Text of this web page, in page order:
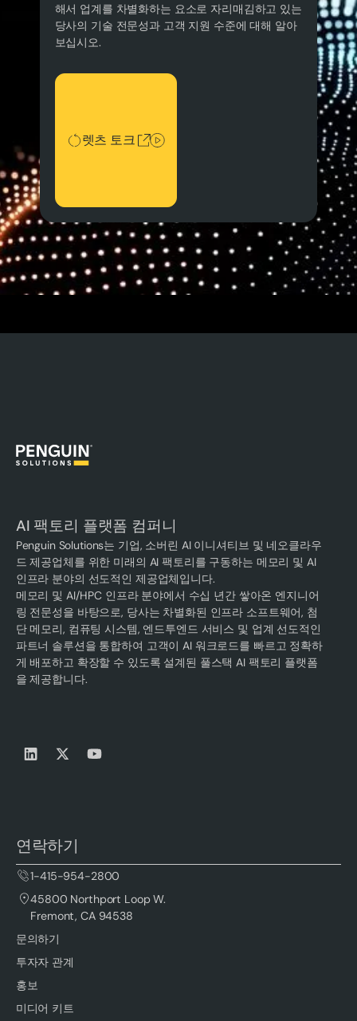
해서 업계를 차별화하는 요소로 자리매김하고 있는
당사의 기술 전문성과 고객 지원 수준에 대해 알아
보십시오.
렛츠 토크
렛츠 토크
AI 팩토리 플랫폼 컴퍼니
Penguin Solutions는 기업, 소버린 AI 이니셔티브 및 네오클라우
드 제공업체를 위한 미래의 AI 팩토리를 구동하는 메모리 및 AI
인프라 분야의 선도적인 제공업체입니다.
메모리 및 AI/HPC 인프라 분야에서 수십 년간 쌓아온 엔지니어
링 전문성을 바탕으로, 당사는 차별화된 인프라 소프트웨어, 첨
단 메모리, 컴퓨팅 시스템, 엔드투엔드 서비스 및 업계 선도적인
파트너 솔루션을 통합하여 고객이 AI 워크로드를 빠르고 정확하
게 배포하고 확장할 수 있도록 설계된 풀스택 AI 팩토리 플랫폼
을 제공합니다.
연락하기
1-415-954-2800
45800 Northport Loop W.
Fremont, CA 94538
문의하기
투자자 관계
홍보
미디어 키트